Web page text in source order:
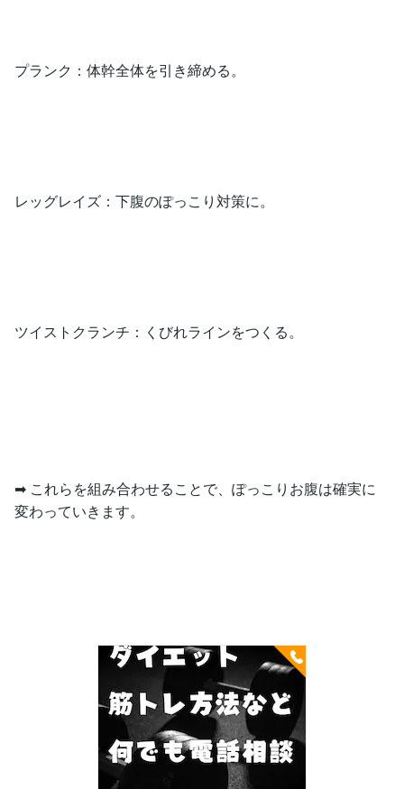
プランク：体幹全体を引き締める。
レッグレイズ：下腹のぽっこり対策に。
ツイストクランチ：くびれラインをつくる。
➡ これらを組み合わせることで、ぽっこりお腹は確実に
変わっていきます。